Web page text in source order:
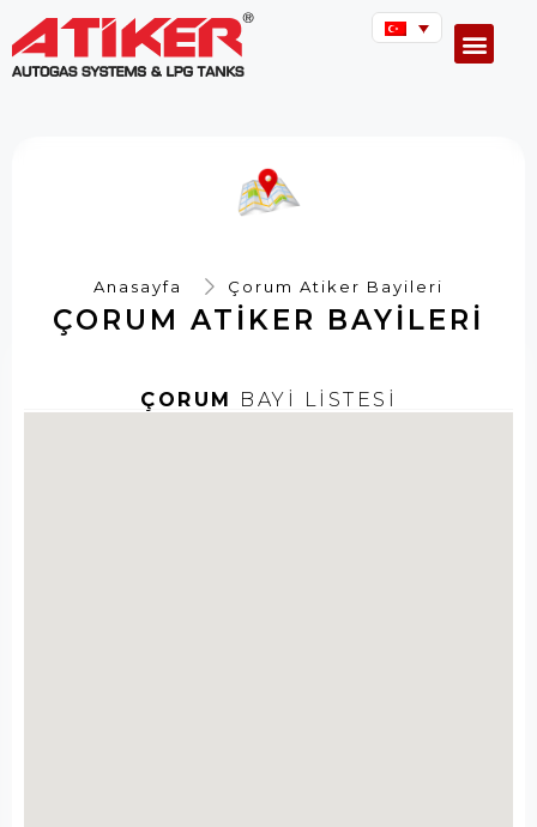
Anasayfa Çorum Atiker Bayileri
ÇORUM ATIKER BAYILERI
ÇORUM BAYİ LİSTESİ